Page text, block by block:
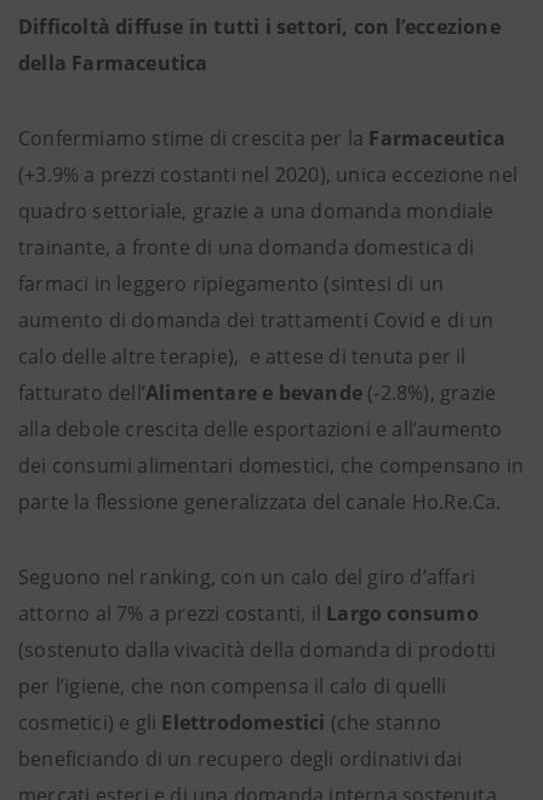
Difficoltà diffuse in tutti i settori, con l’eccezione
della Farmaceutica
Confermiamo stime di crescita per la Farmaceutica
(+3.9% a prezzi costanti nel 2020), unica eccezione nel
quadro settoriale, grazie a una domanda mondiale
trainante, a fronte di una domanda domestica di
farmaci in leggero ripiegamento (sintesi di un
aumento di domanda dei trattamenti Covid e di un
calo delle altre terapie), e attese di tenuta per il
fatturato dell’Alimentare e bevande (-2.8%), grazie
alla debole crescita delle esportazioni e all’aumento
dei consumi alimentari domestici, che compensano in
parte la flessione generalizzata del canale Ho.Re.Ca.
Seguono nel ranking, con un calo del giro d’affari
attorno al 7% a prezzi costanti, il Largo consumo
(sostenuto dalla vivacità della domanda di prodotti
per l’igiene, che non compensa il calo di quelli
cosmetici) e gli Elettrodomestici (che stanno
beneficiando di un recupero degli ordinativi dai